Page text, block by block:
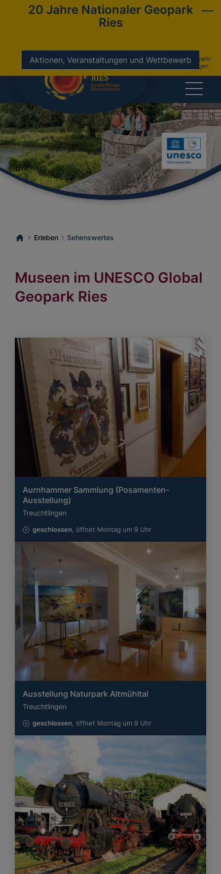
20 Jahre Nationaler Geopark
Ries
Aktionen, Veranstaltungen und Wettbewerbnicht mehr
anzeigen
Sehenswertes
Erleben
Museen im UNESCO Global
Geopark Ries
Aurnhammer Sammlung (Posamenten-
Ausstellung)
Treuchtlingen
geschlossen, öffnet Montag um 9 Uhr
Ausstellung Naturpark Altmühltal
Treuchtlingen
geschlossen, öffnet Montag um 9 Uhr